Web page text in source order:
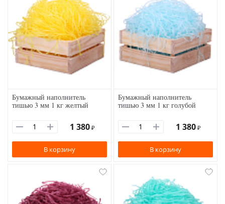
Бумажный наполнитель
тишью 3 мм 1 кг желтый
1 380 ₽
В корзину
Бумажный наполнитель
тишью 3 мм 1 кг голубой
1 380 ₽
В корзину